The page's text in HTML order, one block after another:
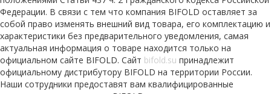
Федерации. В связи с тем что компания BIFOLD оставляет за
собой право изменять внешний вид товара, его комплектацию и
характеристики без предварительного уведомления, самая
актуальная информация о товаре находится только на
официальном сайте BIFOLD. Сайт bifold.su принадлежит
официальному дистрибутору BIFOLD на территории России.
Наши сотрудники предоставят вам квалифицированные